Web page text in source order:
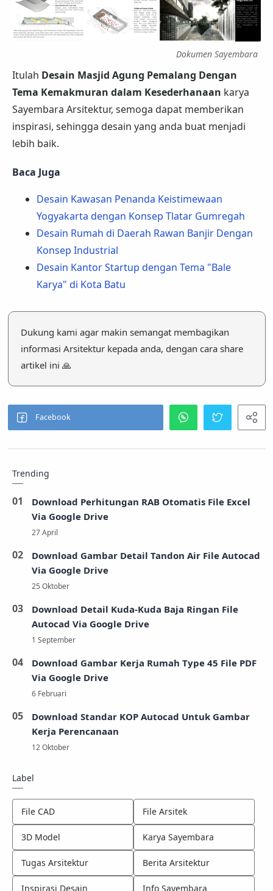
Dokumen Sayembara
Itulah Desain Masjid Agung Pemalang Dengan
Tema Kemakmuran dalam Kesederhanaan karya
Sayembara Arsitektur, semoga dapat memberikan
inspirasi, sehingga desain yang anda buat menjadi
lebih baik.
Baca Juga
Desain Kawasan Penanda Keistimewaan
Yogyakarta dengan Konsep Tlatar Gumregah
Desain Rumah di Daerah Rawan Banjir Dengan
Konsep Industrial
Desain Kantor Startup dengan Tema "Bale
Karya" di Kota Batu
Dukung kami agar makin semangat membagikan
informasi Arsitektur kepada anda, dengan cara share
artikel ini 🙏
Trending
Download Perhitungan RAB Otomatis File Excel
Via Google Drive
Download Gambar Detail Tandon Air File Autocad
Via Google Drive
Download Detail Kuda-Kuda Baja Ringan File
Autocad Via Google Drive
Download Gambar Kerja Rumah Type 45 File PDF
Via Google Drive
Download Standar KOP Autocad Untuk Gambar
Kerja Perencanaan
Label
File CAD File Arsitek
3D Model Karya Sayembara
Tugas Arsitektur Berita Arsitektur
Inspirasi Desain Info Sayembara